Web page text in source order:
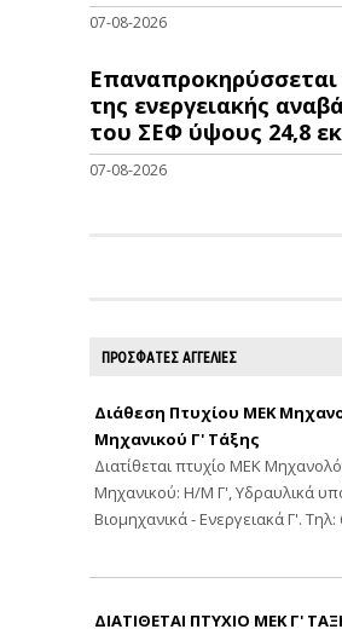
07-08-2026
Επαναπροκηρύσσεται
της ενεργειακής
του ΣΕΦ ύψους 24,8
07-08-2026
ΠΡΟΣΦΑΤΕΣ ΑΓΓΕΛΙΕΣ
Διάθεση Πτυχίου ΜΕΚ
Μηχανικού Γ' Τάξης
Διατίθεται πτυχίο ΜΕΚ
Μηχανικού: Η/Μ Γ', Υδραυλικά
Βιομηχανικά - Ενεργειακά Γ'. Τηλ:
ΔΙΑΤΙΘΕΤΑΙ ΠΤΥΧΙΟ ΜΕΚ Γ'